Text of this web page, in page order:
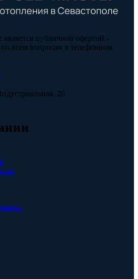
публичной офертой -
всем вопросам в телефонном
26